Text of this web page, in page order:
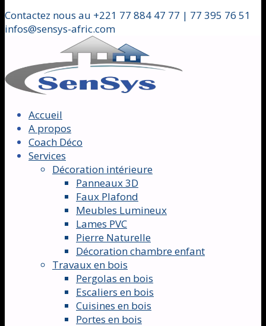
Contactez nous au +221 77 884 47 77 | 77 395 76 51
infos@sensys-afric.com
Accueil
A propos
Coach Déco
Services
Décoration intérieure
Panneaux 3D
Faux Plafond
Meubles Lumineux
Lames PVC
Pierre Naturelle
Décoration chambre enfant
Travaux en bois
Pergolas en bois
Escaliers en bois
Cuisines en bois
Portes en bois